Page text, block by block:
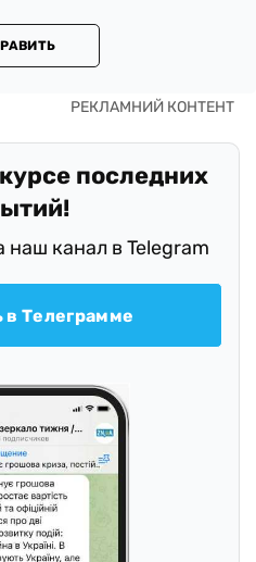
последних
канал в Telegram
в Телеграмме